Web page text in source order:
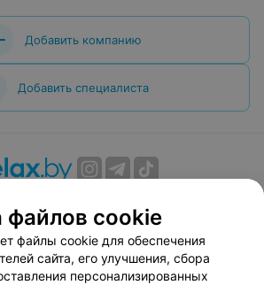
Добавить компанию
Добавить специалиста
договор
Способы оплаты
по использованию сервиса
«Афиша»
файлов cookie
файлы cookie для обеспечения
сайта, его улучшения, сбора
персонализированных